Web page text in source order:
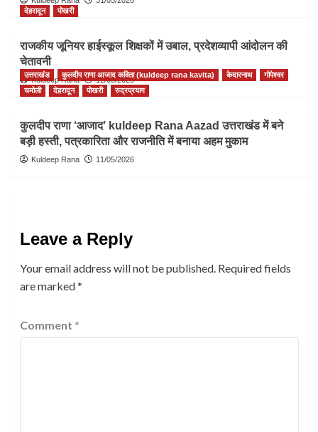
देहरादून
पोखरी
राजकीय जूनियर हाईस्कूल शिक्षकों में उबाल, प्रदेशव्यापी आंदोलन की
चेतावनी
Kuldeep Rana 12/05/2026
उत्तराखंड कुलदीप राणा आजाद कविता (kuldeep rana kavita) केदारनाथ
गोपेश्वर
चमोली
देहरादून पोखरी रुद्रप्रयाग
कुलदीप राणा ‘आजाद’ kuldeep Rana Aazad उत्तराखंड में बने
बड़ी हस्ती, पत्रकारिता और राजनीति में बनाया अहम मुकाम
Kuldeep Rana 11/05/2026
Leave a Reply
Your email address will not be published. Required fields
are marked*
Comment *